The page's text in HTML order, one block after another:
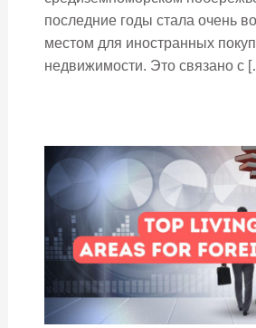
последние годы стала очень
местом для иностранных
недвижимости. Это связано с